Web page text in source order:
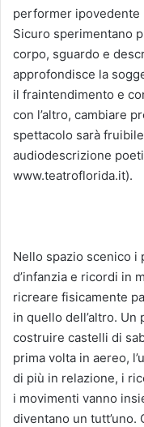
performer ipovedente
Sicuro sperimentano
corpo, sguardo e
approfondisce la
il fraintendimento e
con l’altro, cambiare
spettacolo sarà
audiodescrizione
www.teatroflorida.it).
Nello spazio scenico i
d’infanzia e ricordi in
ricreare fisicamente
in quello dell’altro.
costruire castelli di
prima volta in aereo,
di più in relazione, i
i movimenti vanno
diventano un